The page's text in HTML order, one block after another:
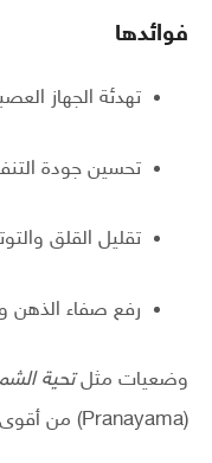
فوائدها
تهدئة الجهاز
تحسين جودة
تقليل القلق
رفع صفاء الذهن
وضعيات مثلتحية
(Pranayama) من أقوى